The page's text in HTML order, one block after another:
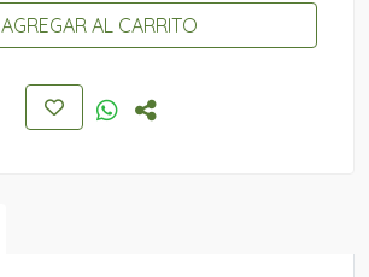
AGREGAR AL CARRITO